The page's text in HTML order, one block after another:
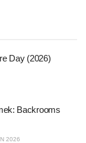
Day (2026)
Backrooms
2026